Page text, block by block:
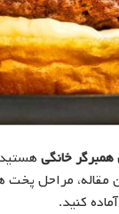
خانگی
مراحل پخت
کنید.